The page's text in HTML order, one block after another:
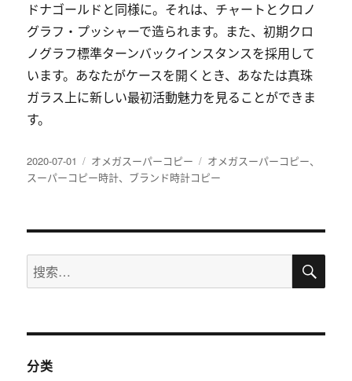
ドナゴールドと同様に。それは、チャートとクロノ
グラフ・プッシャーで造られます。また、初期クロ
ノグラフ標準ターンバックインスタンスを採用して
います。あなたがケースを開くとき、あなたは真珠
ガラス上に新しい最初活動魅力を見ることができま
す。
发
布
2020-07-01
分
类
オメガスーパーコピー
标
签
オメガスーパーコピー、
スーパーコピー時計、 ブランド時計コピー
搜
索：
搜
分类